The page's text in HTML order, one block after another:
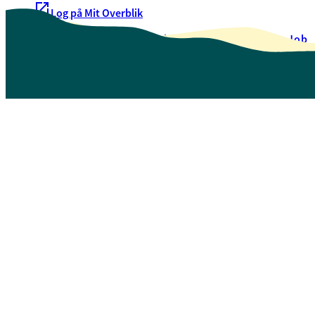
Log på Mit Overblik
Oversigt over selvbetjeningJob